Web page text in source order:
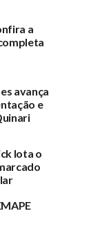
a
avança
e
lota o